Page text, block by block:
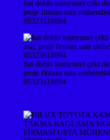
fıat doblo kamyonet çeki
proje firması usta
05323118894
fıat doblo kamyonet çeki
proje firması usta
05323118894